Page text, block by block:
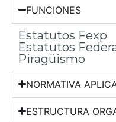
FUNCIONES
Estatutos Fexp
Estatutos
Piragüismo
NORMATIVA
ESTRUCTURA